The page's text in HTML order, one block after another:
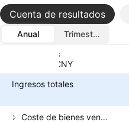
Cuenta de resultados
Anual
Trimestral
Métricas
Divisa: CNY
Ingresos totales
Coste de bienes vendidos